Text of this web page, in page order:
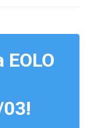
03!